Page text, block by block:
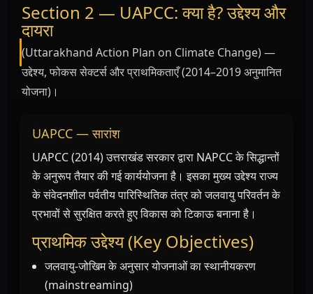
Section 2 — UAPCC: क्या है? उद्देश्य और
दायरा
(Uttarakhand Action Plan on Climate Change) —
उद्देश्य, फोकस सेक्टर्स और प्राथमिकताएँ (2014–2019 अनुमानित
योजना)।
UAPCC — सारांश
UAPCC (2014) उत्तराखंड सरकार द्वारा NAPCC के सिद्धान्तों
के अनुरूप तैयार की गई कार्ययोजना है। इसका मुख्य उद्देश्य राज्य
के संवेदनशील पर्वतीय पारिस्थितिक तंत्र को जलवायु परिवर्तन के
प्रभावों से सुरक्षित करते हुए विकास को टिकाऊ बनाना है।
प्राथमिक उद्देश्य (Key Objectives)
जलवायु-जोखिम के अनुसार योजनाओं का स्थानीयकरण
(mainstreaming)